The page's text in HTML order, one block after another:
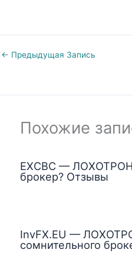
← Предыдущая Запись
Похожие
EXCBC —
брокер? Отзывы
InvFX.EU —
сомнительного